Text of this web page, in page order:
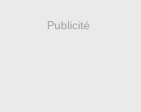
Publicité